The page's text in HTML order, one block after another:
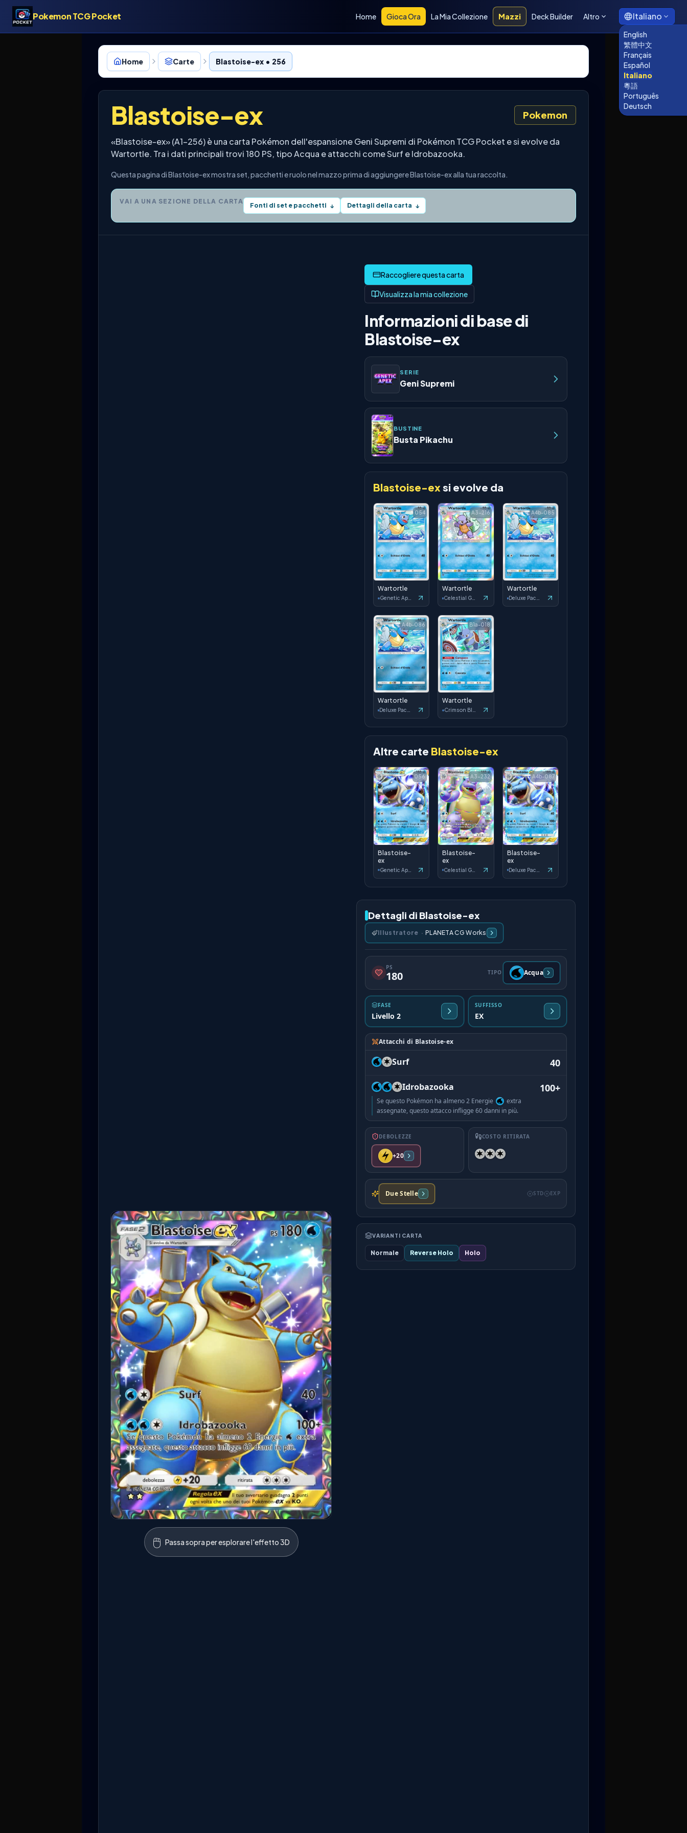
Pokemon TCG Pocket Home Gioca Ora La Mia Collezione Mazzi Deck Builder Altro Italiano
English
繁體中文
Français
Español
Italiano
粵語
Português
Deutsch
Home Carte Blastoise-ex • 256
Blastoise-ex Pokemon
«Blastoise-ex» (A1-256) è una carta Pokémon dell'espansione Geni Supremi di Pokémon TCG Pocket e si evolve da
Wartortle. Tra i dati principali trovi 180 PS, tipo Acqua e attacchi come Surf e Idrobazooka.
Questa pagina di Blastoise-ex mostra set, pacchetti e ruolo nel mazzo prima di aggiungere Blastoise-ex alla tua raccolta.
VAI A UNA SEZIONE DELLA CARTA
Fonti di set e pacchetti ↓ Dettagli della carta ↓
🖱️ Passa sopra per esplorare l'effetto 3D
Visualizza la mia collezione
Informazioni di base di
Blastoise-ex
SERIE
Geni Supremi
BUSTINE
Busta Pikachu
Blastoise-exsi evolve da
054
Wartortle
Genetic Apex
A3-216
Wartortle
Celestial Guardians
A4b-085
Wartortle
A4b-086
Wartortle
B1a-018
Wartortle
Altre carte Blastoise-ex
056
Blastoise-
ex
Genetic Apex
A3-232
Blastoise-
ex
Celestial Guardians
A4b-087
Blastoise-
ex
Dettagli di Blastoise-ex
Illustratore · PLANETA CG Works
PS
180 TIPO Acqua
FASE
Livello 2
SUFFISSO
EX
Attacchi di Blastoise-ex
Surf 40
Idrobazooka
Se questo Pokémon ha almeno 2 Energie
extra
assegnate, questo attacco infligge 60 danni in più.
100+
DEBOLEZZE
+20
COSTO RITIRATA
Due Stelle STD EXP
VARIANTI CARTA
Normale Reverse Holo Holo